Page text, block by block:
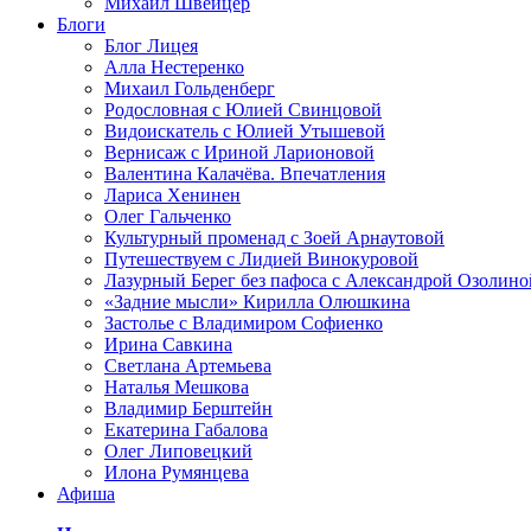
Блоги
Блог Лицея
Алла Нестеренко
Михаил Гольденберг
Родословная с Юлией Свинцовой
Видоискатель с Юлией Утышевой
Вернисаж с Ириной Ларионовой
Валентина Калачёва. Впечатления
Лариса Хенинен
Олег Гальченко
Культурный променад с Зоей Арнаутовой
Путешествуем с Лидией Винокуровой
Лазурный Берег без пафоса с Александрой
«Задние мысли» Кирилла Олюшкина
Застолье с Владимиром Софиенко
Ирина Савкина
Светлана Артемьева
Наталья Мешкова
Владимир Берштейн
Екатерина Габалова
Олег Липовецкий
Илона Румянцева
Афиша